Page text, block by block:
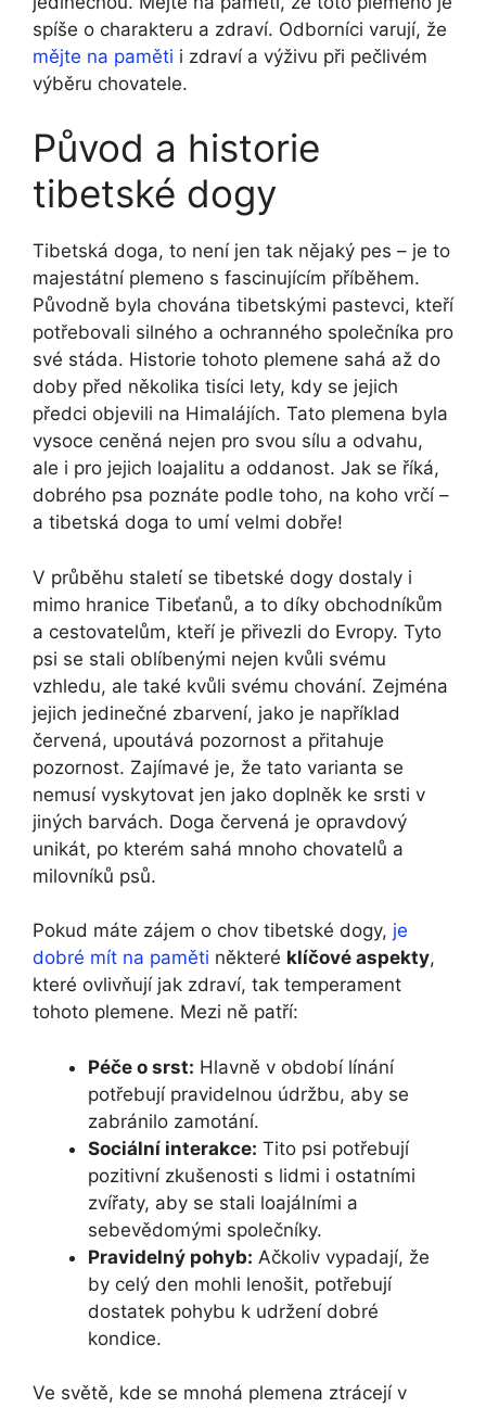
spíše o charakteru a zdraví. Odborníci varují, že
mějte na paměti i zdraví a výživu při pečlivém
výběru chovatele.
Původ a historie
tibetské dogy
Tibetská doga, to není jen tak nějaký pes – je to
majestátní plemeno s fascinujícím příběhem.
Původně byla chována tibetskými pastevci, kteří
potřebovali silného a ochranného společníka pro
své stáda. Historie tohoto plemene sahá až do
doby před několika tisíci lety, kdy se jejich
předci objevili na Himalájích. Tato plemena byla
vysoce ceněná nejen pro svou sílu a odvahu,
ale i pro jejich loajalitu a oddanost. Jak se říká,
dobrého psa poznáte podle toho, na koho vrčí –
a tibetská doga to umí velmi dobře!
V průběhu staletí se tibetské dogy dostaly i
mimo hranice Tibeťanů, a to díky obchodníkům
a cestovatelům, kteří je přivezli do Evropy. Tyto
psi se stali oblíbenými nejen kvůli svému
vzhledu, ale také kvůli svému chování. Zejména
jejich jedinečné zbarvení, jako je například
červená, upoutává pozornost a přitahuje
pozornost. Zajímavé je, že tato varianta se
nemusí vyskytovat jen jako doplněk ke srsti v
jiných barvách. Doga červená je opravdový
unikát, po kterém sahá mnoho chovatelů a
milovníků psů.
Pokud máte zájem o chov tibetské dogy, je
dobré mít na paměti některé klíčové aspekty,
které ovlivňují jak zdraví, tak temperament
tohoto plemene. Mezi ně patří:
Péče o srst: Hlavně v období línání
potřebují pravidelnou údržbu, aby se
zabránilo zamotání.
Sociální interakce: Tito psi potřebují
pozitivní zkušenosti s lidmi i ostatními
zvířaty, aby se stali loajálními a
sebevědomými společníky.
Pravidelný pohyb: Ačkoliv vypadají, že
by celý den mohli lenošit, potřebují
dostatek pohybu k udržení dobré
kondice.
Ve světě, kde se mnohá plemena ztrácejí v